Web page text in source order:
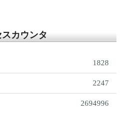
カウンタ
1828
2247
2694996